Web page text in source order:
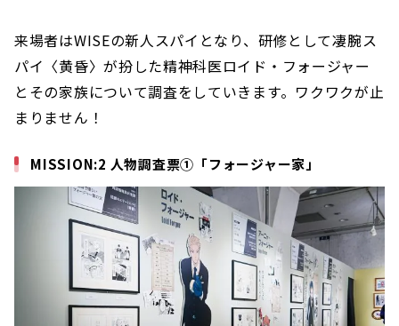
来場者はWISEの新人スパイとなり、研修として凄腕ス
パイ〈黄昏〉が扮した精神科医ロイド・フォージャー
とその家族について調査をしていきます。ワクワクが止
まりません！
MISSION:2 人物調査票①「フォージャー家」